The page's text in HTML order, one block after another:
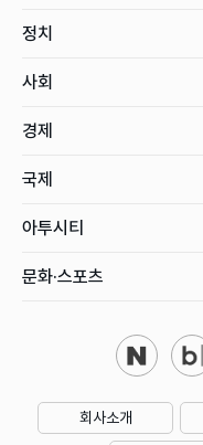
정치
사회
경제
국제
아투시티
문화·스포츠
회사소개